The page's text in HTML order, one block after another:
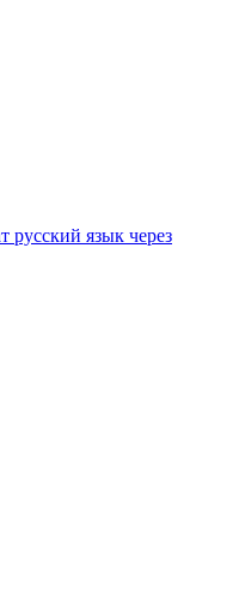
русский язык через